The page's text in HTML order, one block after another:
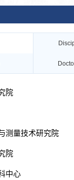
院
测量技术研究院
院
中心